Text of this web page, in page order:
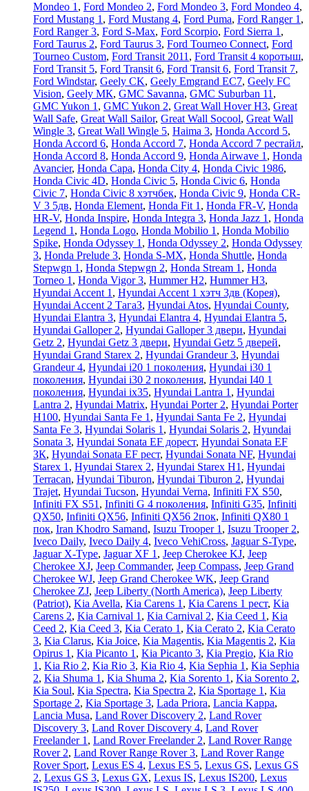
Mondeo 1 , Ford Mondeo 2, Ford Mondeo 3, Ford Mondeo 4,
Ford Mustang 1 , Ford Mustang 4, Ford Puma, Ford Ranger 1 ,
Ford Ranger 3, Ford S-Max, Ford Scorpio, Ford Sierra 1 ,
Ford Taurus 2, Ford Taurus 3, Ford Tourneo Connect, Ford
Tourneo Custom, Ford Transit 2011 , Ford Transit 4 коротыш,
Ford Transit 5, Ford Transit 6, Ford Transit 6, Ford Transit 7,
Ford Windstar, Geely CK, Geely Emgrand EC7, Geely FC
Vision, Geely МК, GMC Savanna, GMC Suburban 11 ,
GMC Yukon 1 , GMC Yukon 2, Great Wall Hover H3, Great
Wall Safe, Great Wall Sailor, Great Wall Socool, Great Wall
Wingle 3, Great Wall Wingle 5, Haima 3, Honda Accord 5,
Honda Accord 6, Honda Accord 7, Honda Accord 7 рестайл,
Honda Accord 8, Honda Accord 9, Honda Airwave 1 , Honda
Avancier, Honda Capa, Honda City 4, Honda Civic 1986,
Honda Civic 4D, Honda Civic 5, Honda Civic 6, Honda
Civic 7, Honda Civic 8 хэтчбек, Honda Civic 9, Honda CR-
V 3 5дв, Honda Element, Honda Fit 1 , Honda FR-V, Honda
HR-V, Honda Inspire, Honda Integra 3, Honda Jazz 1 , Honda
Legend 1 , Honda Logo, Honda Mobilio 1 , Honda Mobilio
Spike, Honda Odyssey 1 , Honda Odyssey 2, Honda Odyssey
3, Honda Prelude 3, Honda S-MX, Honda Shuttle, Honda
Stepwgn 1 , Honda Stepwgn 2, Honda Stream 1 , Honda
Torneo 1 , Honda Vigor 3, Hummer H2, Hummer H3,
Hyundai Accent 1 , Hyundai Accent 1 хэтч 3дв (Корея),
Hyundai Accent 2 ТагаЗ, Hyundai Atos, Hyundai County,
Hyundai Elantra 3, Hyundai Elantra 4, Hyundai Elantra 5,
Hyundai Galloper 2, Hyundai Galloper 3 двери, Hyundai
Getz 2, Hyundai Getz 3 двери, Hyundai Getz 5 дверей,
Hyundai Grand Starex 2, Hyundai Grandeur 3, Hyundai
Grandeur 4, Hyundai i20 1 поколения, Hyundai i30 1
поколения, Hyundai i30 2 поколения, Hyundai I40 1
поколения, Hyundai ix35, Hyundai Lantra 1 , Hyundai
Lantra 2, Hyundai Matrix, Hyundai Porter 2, Hyundai Porter
H100, Hyundai Santa Fe 1 , Hyundai Santa Fe 2, Hyundai
Santa Fe 3, Hyundai Solaris 1 , Hyundai Solaris 2, Hyundai
Sonata 3, Hyundai Sonata EF дорест, Hyundai Sonata EF
ЗК, Hyundai Sonata EF рест, Hyundai Sonata NF, Hyundai
Starex 1 , Hyundai Starex 2, Hyundai Starex H1 , Hyundai
Terracan, Hyundai Tiburon, Hyundai Tiburon 2, Hyundai
Trajet, Hyundai Tucson, Hyundai Verna, Infiniti FX S50,
Infiniti FX S51 , Infiniti G 4 поколения, Infiniti G35, Infiniti
QX50, Infiniti QX56, Infiniti QX56 2пок, Infiniti QX80 1
пок, Iran Khodro Samand, Isuzu Trooper 1 , Isuzu Trooper 2,
Iveco Daily, Iveco Daily 4, Iveco VehiCross, Jaguar S-Type,
Jaguar X-Type, Jaguar XF 1 , Jeep Cherokee KJ, Jeep
Cherokee XJ, Jeep Commander, Jeep Compass, Jeep Grand
Cherokee WJ, Jeep Grand Cherokee WK, Jeep Grand
Cherokee ZJ, Jeep Liberty (North America), Jeep Liberty
(Patriot), Kia Avella, Kia Carens 1 , Kia Carens 1 рест, Kia
Carens 2, Kia Carnival 1 , Kia Carnival 2, Kia Ceed 1 , Kia
Ceed 2, Kia Ceed 3, Kia Cerato 1 , Kia Cerato 2, Kia Cerato
3, Kia Clarus, Kia Joice, Kia Magentis, Kia Magentis 2, Kia
Opirus 1 , Kia Picanto 1 , Kia Picanto 3, Kia Pregio, Kia Rio
1 , Kia Rio 2, Kia Rio 3, Kia Rio 4, Kia Sephia 1 , Kia Sephia
2, Kia Shuma 1 , Kia Shuma 2, Kia Sorento 1 , Kia Sorento 2,
Kia Soul, Kia Spectra, Kia Spectra 2, Kia Sportage 1 , Kia
Sportage 2, Kia Sportage 3, Lada Priora, Lancia Kappa,
Lancia Musa, Land Rover Discovery 2, Land Rover
Discovery 3, Land Rover Discovery 4, Land Rover
Freelander 1 , Land Rover Freelander 2, Land Rover Range
Rover 2, Land Rover Range Rover 3, Land Rover Range
Rover Sport, Lexus ES 4, Lexus ES 5, Lexus GS, Lexus GS
2, Lexus GS 3, Lexus GX, Lexus IS, Lexus IS200, Lexus